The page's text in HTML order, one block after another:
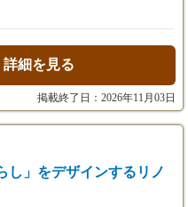
、固定残業代(3.8万円~5.3万円/25
ます。
える時間外労働については、別途超
給します。
り
（健康・厚生年金・雇用・労災）
物件担当者の指示の元、作
の建
全般をお任せします。 単なる図面
セプト立案、ブランディング、グ
ルに深く関わることができるのが
作成、デザイン提案。 法規対応
成、行政との協議、法的なチェッ
フィック： ロゴデザインや販促
・監修。 「デザインは好
知識も確実に身につけたい」「住
詳細を見る
掲載終了日：2026年11月03日
し」をデザインするリノ